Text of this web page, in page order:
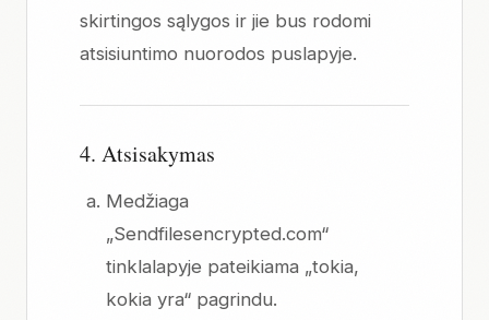
skirtingos sąlygos ir jie bus rodomi
atsisiuntimo nuorodos puslapyje.
4. Atsisakymas
Medžiaga
„Sendfilesencrypted.com“
tinklalapyje pateikiama „tokia,
kokia yra“ pagrindu.